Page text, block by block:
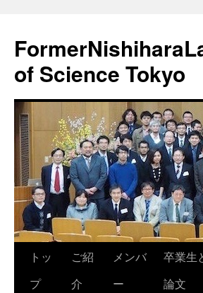
of Science Tokyo
トッ
プ
ご紹
介
メンバ
ー
卒業生
論文